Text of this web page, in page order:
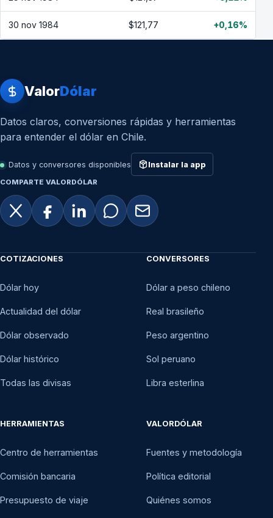
30 nov 1984 $121,77 +0,16%
ValorDólar
Datos claros, conversiones rápidas y herramientas
para entender el dólar en Chile.
Datos y conversores disponibles Instalar la app
COMPARTE VALORDÓLAR
COTIZACIONES
Dólar hoy
Actualidad del dólar
Dólar observado
Dólar histórico
Todas las divisas
CONVERSORES
Dólar a peso chileno
Real brasileño
Peso argentino
Sol peruano
Libra esterlina
HERRAMIENTAS
Centro de herramientas
Comisión bancaria
Presupuesto de viaje
VALORDÓLAR
Fuentes y metodología
Política editorial
Quiénes somos